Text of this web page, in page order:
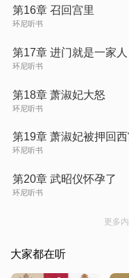
第16章 召回宫里
环尼听书
第17章 进门就是一家人
环尼听书
第18章 萧淑妃大怒
环尼听书
第19章 萧淑妃被押回西
环尼听书
第20章 武昭仪怀孕了
环尼听书
更多
大家都在听